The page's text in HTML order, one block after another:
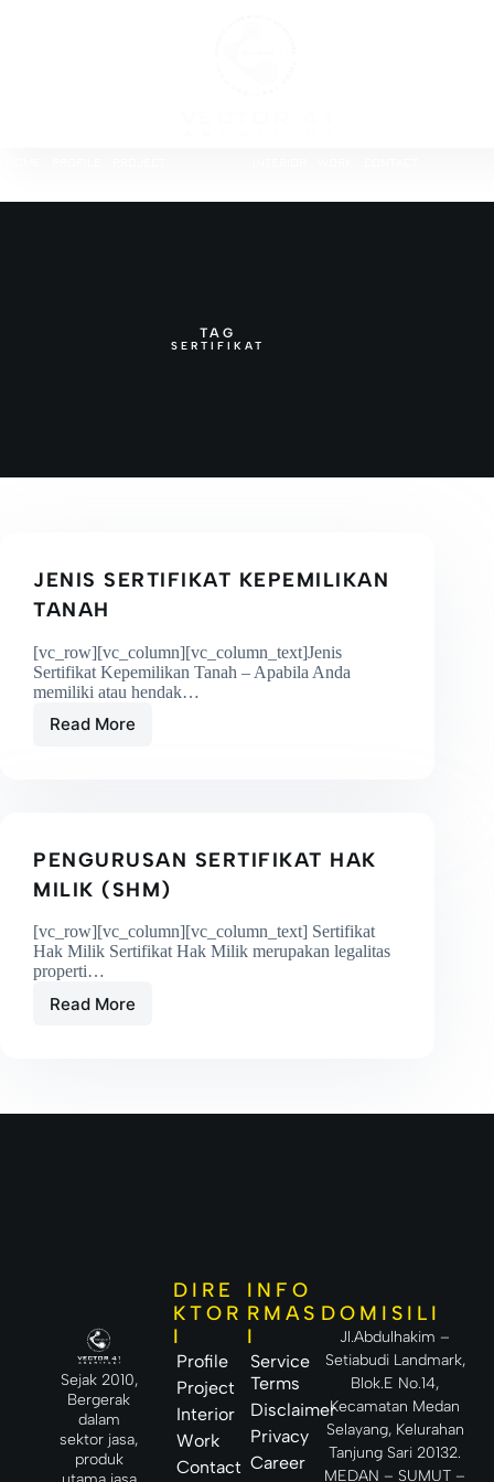
TAG
SERTIFIKAT
JENIS SERTIFIKAT KEPEMILIKAN
TANAH
[vc_row][vc_column][vc_column_text]Jenis
Sertifikat Kepemilikan Tanah – Apabila Anda
memiliki atau hendak…
Read More
PENGURUSAN SERTIFIKAT HAK
MILIK (SHM)
[vc_row][vc_column][vc_column_text] Sertifikat
Hak Milik Sertifikat Hak Milik merupakan legalitas
properti…
Read More
Sejak 2010,
Bergerak
dalam
sektor jasa,
produk
DIRE
KTOR
I
Profile
Project
Interior
Work
Contact
INFO
RMAS
I
Service
Terms
Disclaimer
Privacy
Career
DOMISILI
Jl.Abdulhakim –
Setiabudi Landmark,
Blok.E No.14,
Kecamatan Medan
Selayang, Kelurahan
Tanjung Sari 20132.
MEDAN – SUMUT –